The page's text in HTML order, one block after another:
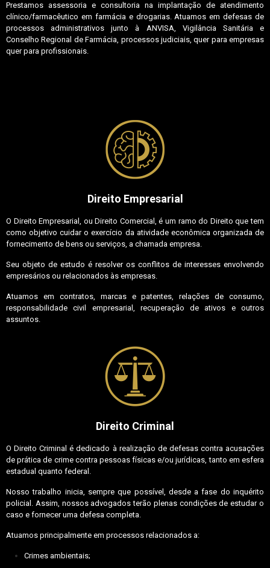
Prestamos assessoria e consultoria na implantação de atendimento
clínico/farmacêutico em farmácia e drogarias. Atuamos em defesas de
processos administrativos junto à ANVISA, Vigilância Sanitária e
Conselho Regional de Farmácia, processos judiciais, quer para empresas
quer para profissionais.
Direito Empresarial
O Direito Empresarial, ou Direito Comercial, é um ramo do Direito que tem
como objetivo cuidar o exercício da atividade econômica organizada de
fornecimento de bens ou serviços, a chamada empresa.
Seu objeto de estudo é resolver os conflitos de interesses envolvendo
empresários ou relacionados às empresas.
Atuamos em contratos, marcas e patentes, relações de consumo,
responsabilidade civil empresarial, recuperação de ativos e outros
assuntos.
Direito Criminal
O Direito Criminal é dedicado à realização de defesas contra acusações
de prática de crime contra pessoas físicas e/ou jurídicas, tanto em esfera
estadual quanto federal.
Nosso trabalho inicia, sempre que possível, desde a fase do inquérito
policial. Assim, nossos advogados terão plenas condições de estudar o
caso e fornecer uma defesa completa.
Atuamos principalmente em processos relacionados a:
Crimes ambientais;